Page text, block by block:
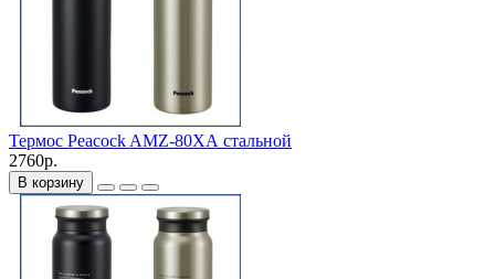
Термос Peacock AMZ-80ХА стальной
2760р.
В корзину